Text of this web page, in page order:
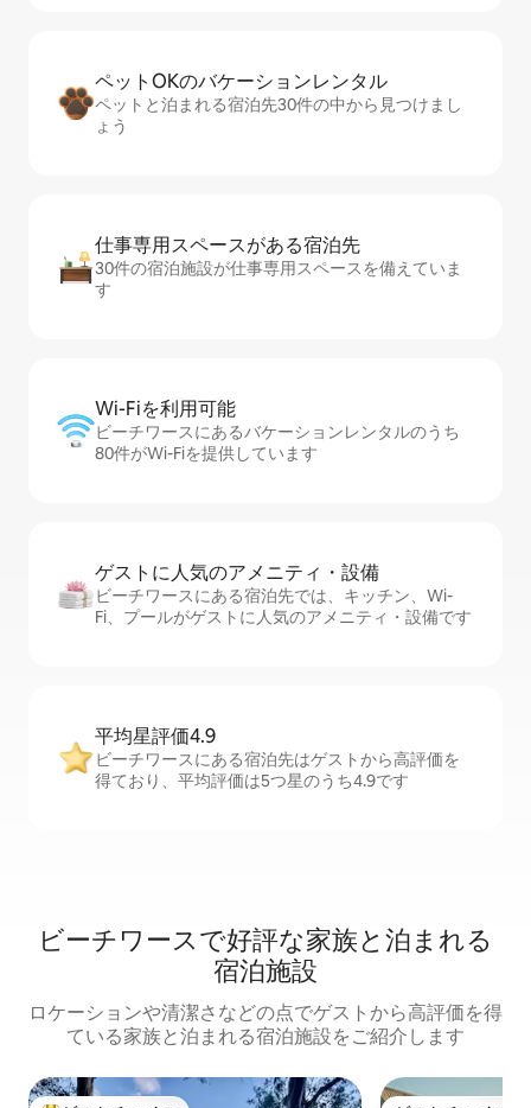
ペットOKのバ⁠ケ⁠ー⁠シ⁠ョ⁠ンレ⁠ン⁠タ⁠ル
ペットと泊まれる宿泊先30件の中から見つけまし
ょう
仕事専用ス⁠ペ⁠ー⁠スがあ⁠る宿⁠泊⁠先
30件の宿泊施設が仕事専用スペースを備えていま
す
Wi-Fiを利⁠用⁠可⁠能
ビーチワースにあるバケーションレンタルのうち
80件がWi-Fiを提供しています
ゲストに人⁠気⁠のア⁠メ⁠ニ⁠テ⁠ィ・設⁠備
ビーチワースにある宿泊先では、キッチン、Wi-
Fi、プールがゲストに人気のアメニティ・設備です
平均星評価4.9
ビーチワースにある宿泊先はゲストから高評価を
得ており、平均評価は5つ星のうち4.9です
ビーチワースで好評な家族と泊まれる
宿泊施設
ロケーションや清潔さなどの点でゲストから高評価を得
ている家族と泊まれる宿泊施設をご紹介します